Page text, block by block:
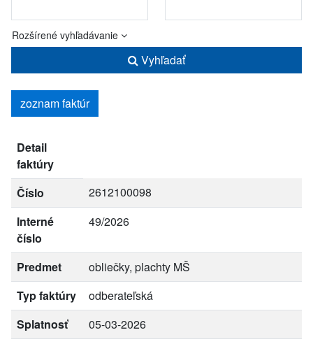
Rozšírené vyhľadávanie
Vyhľadať
zoznam faktúr
Detail
faktúry
Číslo
2612100098
Interné
číslo
49/2026
Predmet
obliečky, plachty MŠ
Typ faktúry
odberateľská
Splatnosť
05-03-2026